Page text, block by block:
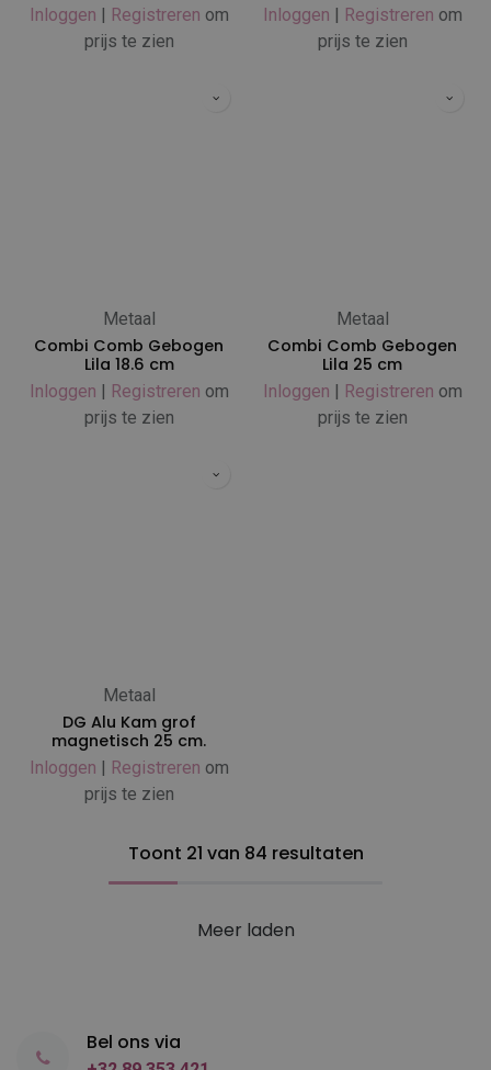
Inloggen | Registreren om
prijs te zien
Inloggen | Registreren om
prijs te zien
Metaal
Combi Comb Gebogen
Lila 18.6 cm
Inloggen | Registreren om
prijs te zien
Metaal
Combi Comb Gebogen
Lila 25 cm
Inloggen | Registreren om
prijs te zien
Metaal
DG Alu Kam grof
magnetisch 25 cm.
Inloggen | Registreren om
prijs te zien
Toont 21 van 84 resultaten
Meer laden
Bel ons via